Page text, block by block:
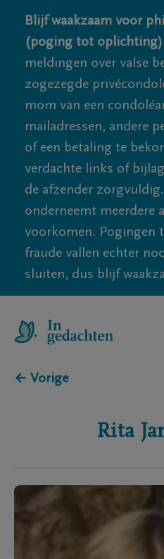
Blijf waakzaam voor
(poging tot
meldingen over valse
zogezegde
mom van een
mailadressen, andere
of een betaling te
verdachte links of
de afzender
onderneemt meerdere
voorkomen. Pogingen
fraude vallen echter
sluiten, dus blijf
← Vorige
Rita